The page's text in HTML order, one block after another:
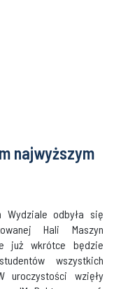
najwyższym
Wydziale odbyła się
Hali Maszyn
już wkrótce będzie
wszystkich
uroczystości wzięły